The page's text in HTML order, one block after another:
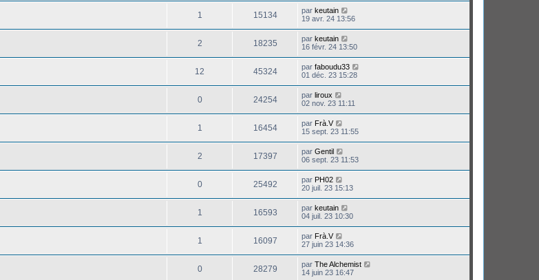
1 15134 par keutain
19 avr. 24 13:56
2 18235 par keutain
16 févr. 24 13:50
12 45324 par faboudu33
01 déc. 23 15:28
0 24254 par liroux
02 nov. 23 11:11
1 16454 par Frà.V
15 sept. 23 11:55
2 17397 par Gentil
06 sept. 23 11:53
0 25492 par PH02
20 juil. 23 15:13
1 16593 par keutain
04 juil. 23 10:30
1 16097 par Frà.V
27 juin 23 14:36
0 28279 par The Alchemist
14 juin 23 16:47